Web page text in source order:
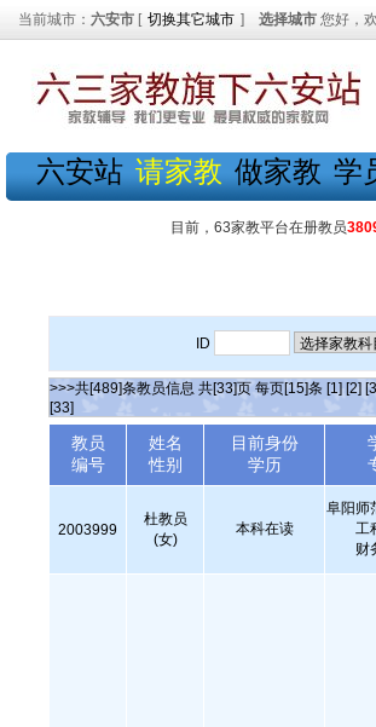
当前城市： 六安市 [ 切换其它城市 ] 选择城市 您好，
六安站 请家教 做家教 学
目前，63家教平台在册教员
ID
>>>共[489]条教员信息 共[33]页 每页[15]条 [1] [2]
[33]
教员
编号
姓名
性别
目前身份
学历
2003999
杜教员
(女)
本科在读
阜阳师
工
财